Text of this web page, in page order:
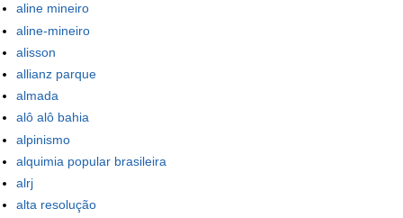
aline mineiro
aline-mineiro
alisson
allianz parque
almada
alô alô bahia
alpinismo
alquimia popular brasileira
alrj
alta resolução